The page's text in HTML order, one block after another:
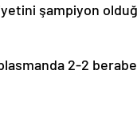
şampiyon
2-2